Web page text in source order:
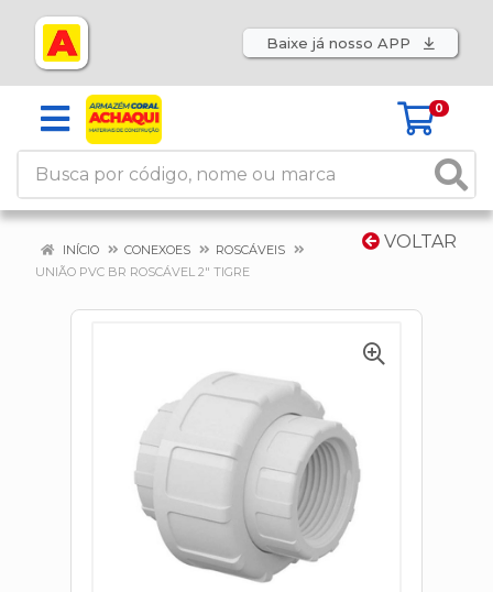
Baixe já nosso APP
0
VOLTAR
INÍCIO CONEXOES
ROSCÁVEIS
UNIÃO PVC BR ROSCÁVEL 2" TIGRE